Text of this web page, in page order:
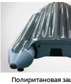
Полиритановая